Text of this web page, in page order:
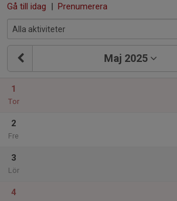
Gå till idag | Prenumerera
Maj 2025
1
Tor
2
Fre
3
Lör
4